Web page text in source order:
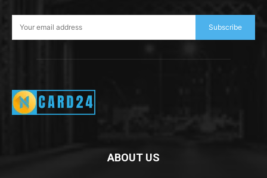
Subscribe
ABOUT US